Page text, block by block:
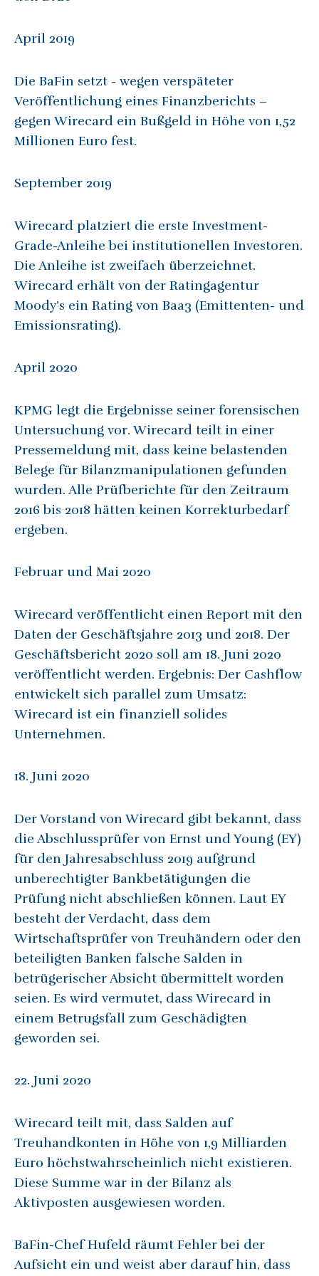
April 2019
Die BaFin setzt - wegen verspäteter
Veröffentlichung eines Finanzberichts –
gegen Wirecard ein Bußgeld in Höhe von 1,52
Millionen Euro fest.
September 2019
Wirecard platziert die erste Investment-
Grade-Anleihe bei institutionellen Investoren.
Die Anleihe ist zweifach überzeichnet.
Wirecard erhält von der Ratingagentur
Moody’s ein Rating von Baa3 (Emittenten- und
Emissionsrating).
April 2020
KPMG legt die Ergebnisse seiner forensischen
Untersuchung vor. Wirecard teilt in einer
Pressemeldung mit, dass keine belastenden
Belege für Bilanzmanipulationen gefunden
wurden. Alle Prüfberichte für den Zeitraum
2016 bis 2018 hätten keinen Korrekturbedarf
ergeben.
Februar und Mai 2020
Wirecard veröffentlicht einen Report mit den
Daten der Geschäftsjahre 2013 und 2018. Der
Geschäftsbericht 2020 soll am 18. Juni 2020
veröffentlicht werden. Ergebnis: Der Cashflow
entwickelt sich parallel zum Umsatz:
Wirecard ist ein finanziell solides
Unternehmen.
18. Juni 2020
Der Vorstand von Wirecard gibt bekannt, dass
die Abschlussprüfer von Ernst und Young (EY)
für den Jahresabschluss 2019 aufgrund
unberechtigter Bankbetätigungen die
Prüfung nicht abschließen können. Laut EY
besteht der Verdacht, dass dem
Wirtschaftsprüfer von Treuhändern oder den
beteiligten Banken falsche Salden in
betrügerischer Absicht übermittelt worden
seien. Es wird vermutet, dass Wirecard in
einem Betrugsfall zum Geschädigten
geworden sei.
22. Juni 2020
Wirecard teilt mit, dass Salden auf
Treuhandkonten in Höhe von 1,9 Milliarden
Euro höchstwahrscheinlich nicht existieren.
Diese Summe war in der Bilanz als
Aktivposten ausgewiesen worden.
BaFin-Chef Hufeld räumt Fehler bei der
Aufsicht ein und weist aber darauf hin, dass